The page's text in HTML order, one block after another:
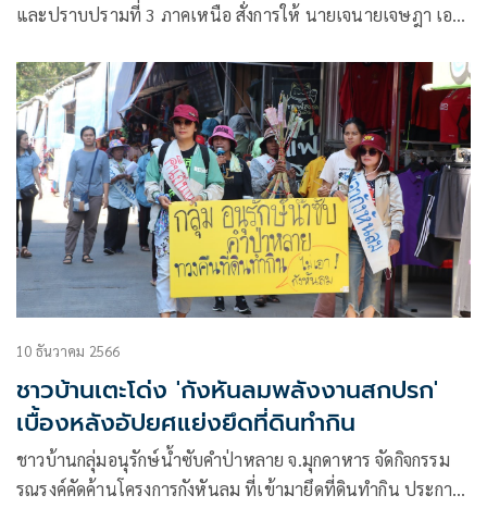
และปราบปรามที่ 3 ภาคเหนือ สั่งการให้ นายเจนายเจษฎา เอ
เหนือ) กรมป่าไม้ นำกำลังเจ้าหน้าที่ในส่วนที่
10 ธันวาคม 2566
ชาวบ้านเตะโด่ง 'กังหันลมพลังงานสกปรก'
เบื้องหลังอัปยศแย่งยึดที่ดินทำกิน
ชาวบ้านกลุ่มอนุรักษ์น้ำซับคำป่าหลาย จ.มุกดาหาร จัดกิจกรรม
รณรงค์คัดค้านโครงการกังหันลม ที่เข้ามายึดที่ดินทำกิน ประกาศ